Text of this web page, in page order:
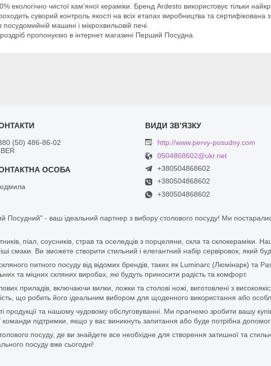
екологічно чистої кам'яної кераміки. Бренд Ardesto використовує тільки
суворий контроль якості на всіх етапах виробництва та сертифікована
машині і мікрохвильовій печі.
пропонуємо в інтернет магазині Перший Посудна.
(50) 486-86-02
http://www.pervy-posudny.com
0504868602@ukr.net
+380504868602
+380504868602
+380504868602
Посудний" - ваш ідеальний партнер з вибору столового посуду! Ми
піал, соусників, страв та оселедців з порцеляни, скла та склокераміки.
смаки. Ви зможете створити стильний і елегантний набір сервіровок, який
питного посуду від відомих брендів, таких як Luminarc (Люмінарк) та
та міцних скляних виробах, які будуть приносити радість та комфорт.
приладів, включаючи вилки, ложки та столові ножі, виготовлені з
що робить його ідеальним вибором для щоденного використання або
продукції та нашому чудовому обслуговуванні. Ми прагнемо зробити вашу
підтримки, якщо у вас виникнуть запитання або буде потрібна
посуду, де ви знайдете все необхідне для створення затишної та
посуду вже сьогодні!